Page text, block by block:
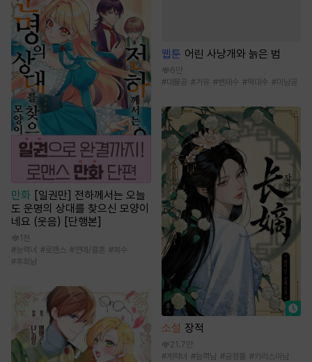
만화 [일권만] 전하께서는 오늘
도 운명의 상대를 찾으신 모양이
네요 (웃음) [단행본]
1천
#능력녀 #로맨스 #연애/결혼 #복수
#후회남
웹툰 어린 사냥개와 늙은 범
6만
#대물공 #거유 #변태수 #떡대수 #미남공
소설 장적
21.7만
#계략녀 #능력남 #궁정물 #카리스마남